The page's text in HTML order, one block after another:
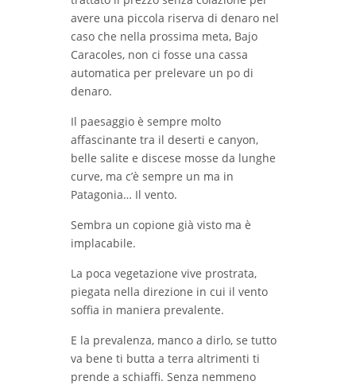
avere una piccola riserva di denaro nel
caso che nella prossima meta, Bajo
Caracoles, non ci fosse una cassa
automatica per prelevare un po di
denaro.
Il paesaggio è sempre molto
affascinante tra il deserti e canyon,
belle salite e discese mosse da lunghe
curve, ma c’è sempre un ma in
Patagonia… Il vento.
Sembra un copione già visto ma è
implacabile.
La poca vegetazione vive prostrata,
piegata nella direzione in cui il vento
soffia in maniera prevalente.
E la prevalenza, manco a dirlo, se tutto
va bene ti butta a terra altrimenti ti
prende a schiaffi. Senza nemmeno